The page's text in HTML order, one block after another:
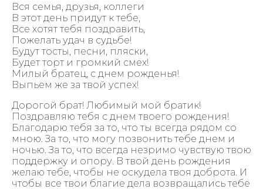
Вся семья, друзья, коллеги
В этот день придут к тебе,
Все хотят тебя поздравить,
Пожелать удач в судьбе!
Будут тосты, песни, пляски,
Будет торт и громкий смех!
Милый братец, с днем рожденья!
Выпьем же за твой успех!
Дорогой брат! Любимый мой братик!
Поздравляю тебя с днем твоего рождения!
Благодарю тебя за то, что ты всегда рядом со
мною. За то, что могу позвонить тебе днем и
ночью. За то, что всегда незримо чувствую твою
поддержку и опору. В твой день рождения
желаю тебе, чтобы не оскудела твоя доброта. И
чтобы все твои благие дела возвращались тебе